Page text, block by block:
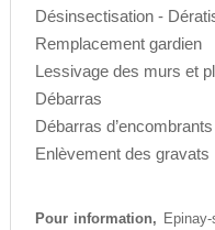
Désinsectisation -
Remplacement gardien
Lessivage des murs et
Débarras
Débarras d’encombrants
Enlèvement des gravats
Pour information,